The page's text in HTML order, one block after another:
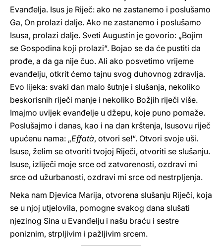
Evanđelja. Isus je Riječ: ako ne zastanemo i poslušamo
Ga, On prolazi dalje. Ako ne zastanemo i poslušamo
Isusa, prolazi dalje. Sveti Augustin je govorio: „Bojim
se Gospodina koji prolazi“. Bojao se da će pustiti da
prođe, a da ga nije čuo. Ali ako posvetimo vrijeme
evanđelju, otkrit ćemo tajnu svog duhovnog zdravlja.
Evo lijeka: svaki dan malo šutnje i slušanja, nekoliko
beskorisnih riječi manje i nekoliko Božjih riječi više.
Imajmo uvijek evanđelje u džepu, koje puno pomaže.
Poslušajmo i danas, kao i na dan krštenja, Isusovu riječ
upućenu nama: „Effatà, otvori se!“. Otvori svoje uši.
Isuse, želim se otvoriti tvojoj Riječi, otvoriti se slušanju.
Isuse, izliječi moje srce od zatvorenosti, ozdravi mi
srce od užurbanosti, ozdravi mi srce od nestrpljenja.
Neka nam Djevica Marija, otvorena slušanju Riječi, koja
se u njoj utjelovila, pomogne svakog dana slušati
njezinog Sina u Evanđelju i našu braću i sestre
poniznim, strpljivim i pažljivim srcem.